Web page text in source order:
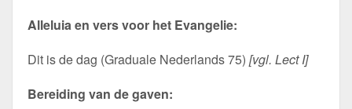
Alleluia en vers voor het Evangelie:
Dit is de dag (Graduale Nederlands 75) [vgl. Lect I]
Bereiding van de gaven: